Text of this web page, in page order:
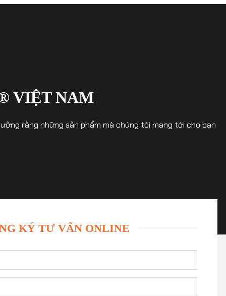
VIỆT NAM
rằng những sản phẩm mà chúng tôi mang tới cho bạn
KÝ TƯ VẤN ONLINE